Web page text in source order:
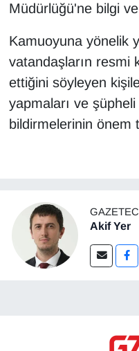
Müdürlüğü'ne bilgi
Kamuoyuna yönelik
vatandaşların resmi
ettiğini söyleyen
yapmaları ve
bildirmelerinin önem
Akif Yer